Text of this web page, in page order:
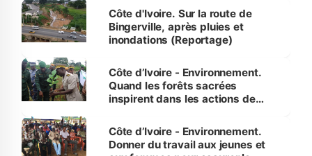
(Alassane Ouattara
Côte d'Ivoire. Sur la route de
Bingerville, après pluies et
inondations (Reportage)
Côte d’Ivoire - Environnement.
Quand les forêts sacrées
inspirent dans les actions de
Côte d’Ivoire - Environnement.
Donner du travail aux jeunes et